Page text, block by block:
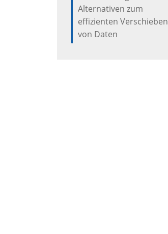
Alternativen zum
effizienten Verschieben
von Daten